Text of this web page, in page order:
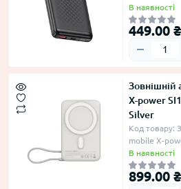
В наявності
449.00 ₴
Зовнішній
X-power
Silver
Код товару:
mobile X-
В наявності
899.00 ₴